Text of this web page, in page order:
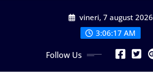
vineri, 7 august 2026
3:06:18 AM
Follow Us